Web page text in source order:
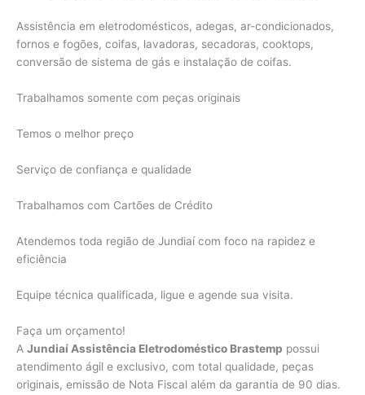
Assistência em eletrodomésticos, adegas, ar-condicionados,
fornos e fogões, coifas, lavadoras, secadoras, cooktops,
conversão de sistema de gás e instalação de coifas.
Trabalhamos somente com peças originais
Temos o melhor preço
Serviço de confiança e qualidade
Trabalhamos com Cartões de Crédito
Atendemos toda região de Jundiaí com foco na rapidez e
eficiência
Equipe técnica qualificada, ligue e agende sua visita.
Faça um orçamento!
A Jundiaí Assistência Eletrodoméstico Brastemp possui
atendimento ágil e exclusivo, com total qualidade, peças
originais, emissão de Nota Fiscal além da garantia de 90 dias.